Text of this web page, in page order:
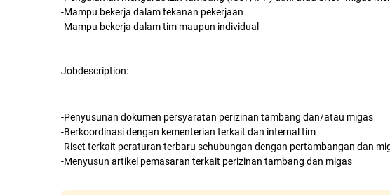
-Mampu bekerja dalam tekanan pekerjaan
-Mampu bekerja dalam tim maupun individual
Jobdescription:
-Penyusunan dokumen persyaratan perizinan tambang dan/atau migas
-Berkoordinasi dengan kementerian terkait dan internal tim
-Riset terkait peraturan terbaru sehubungan dengan pertambangan dan
-Menyusun artikel pemasaran terkait perizinan tambang dan migas